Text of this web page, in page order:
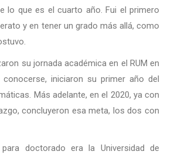
lo que es el cuarto año. Fui el primero
y en tener un grado más allá, como
su jornada académica en el RUM en
iniciaron su primer año del
Más adelante, en el 2020, ya con
concluyeron esa meta, los dos con
doctorado era la Universidad de